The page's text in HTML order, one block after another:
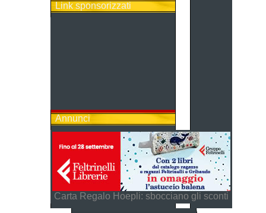
Link sponsorizzati
Annunci
Carta Regalo Hoepli: sbocciano gli sconti